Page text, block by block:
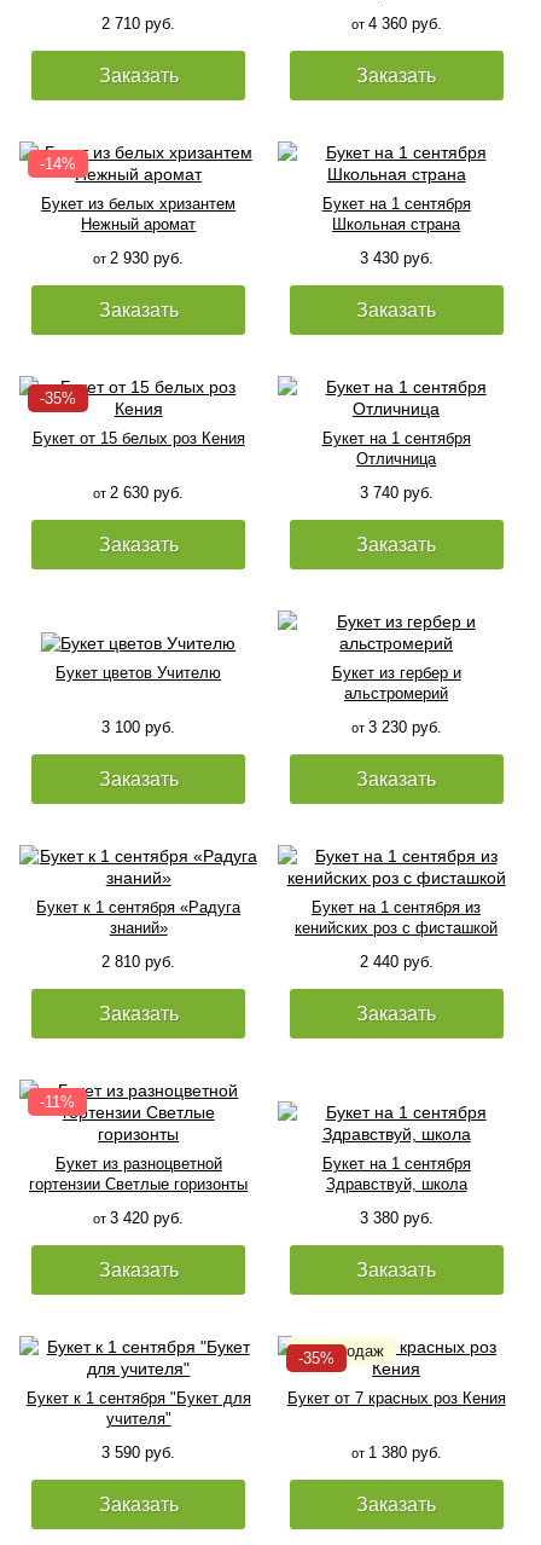
2 710 руб.
Заказать
от 4 360 руб.
Заказать
Букет из белых хризантем
Нежный аромат
от 2 930 руб.
Заказать
Букет на 1 сентября
Школьная страна
3 430 руб.
Заказать
Букет от 15 белых роз Кения
от 2 630 руб.
Заказать
Букет на 1 сентября
Отличница
3 740 руб.
Заказать
Букет цветов Учителю
3 100 руб.
Заказать
Букет из гербер и
альстромерий
от 3 230 руб.
Заказать
Букет к 1 сентября «Радуга
знаний»
2 810 руб.
Заказать
Букет на 1 сентября из
кенийских роз с фисташкой
2 440 руб.
Заказать
Букет из разноцветной
гортензии Светлые горизонты
от3 420 руб.
Заказать
Букет на 1 сентября
Здравствуй, школа
3 380 руб.
Заказать
Букет к 1 сентября "Букет для
учителя"
3 590 руб.
Заказать
Букет от 7 красных роз Кения
от 1 380 руб.
Заказать